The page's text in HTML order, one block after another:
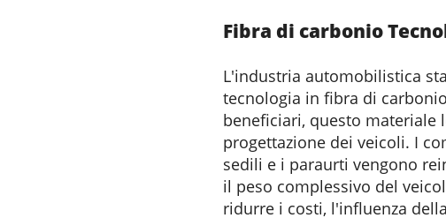
Fibra di carbonio
L'industria automobilistica
tecnologia in fibra di
beneficiari, questo materiale
progettazione dei veicoli. I
sedili e i paraurti vengono
il peso complessivo del
ridurre i costi, l'influenza